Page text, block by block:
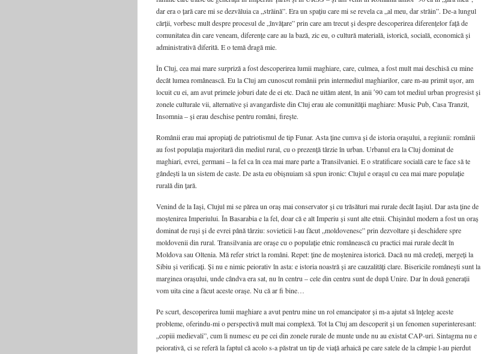
dar era o țară care mi se dezvăluia ca „străină”. Era un spațiu care mi se revela ca „al meu, dar străin”. De-a lungul
cărții, vorbesc mult despre procesul de „învățare” prin care am trecut și despre descoperirea diferențelor față de
comunitatea din care veneam, diferențe care au la bază, zic eu, o cultură materială, istorică, socială, economică și
administrativă diferită. E o temă dragă mie.
În Cluj, cea mai mare surpriză a fost descoperirea lumii maghiare, care, culmea, a fost mult mai deschisă cu mine
decât lumea românească. Eu la Cluj am cunoscut românii prin intermediul maghiarilor, care m-au primit ușor, am
locuit cu ei, am avut primele joburi date de ei etc. Dacă ne uităm atent, în anii ʹ90 cam tot mediul urban progresist și
zonele culturale vii, alternative și avangardiste din Cluj erau ale comunității maghiare: Music Pub, Casa Tranzit,
Insomnia – și erau deschise pentru români, firește.
Românii erau mai apropiați de patriotismul de tip Funar. Asta ține cumva și de istoria orașului, a regiunii: românii
au fost populația majoritară din mediul rural, cu o prezență târzie în urban. Urbanul era la Cluj dominat de
maghiari, evrei, germani – la fel ca în cea mai mare parte a Transilvaniei. E o stratificare socială care te face să te
gândești la un sistem de caste. De asta eu obișnuiam să spun ironic: Clujul e orașul cu cea mai mare populație
rurală din țară.
Venind de la Iași, Clujul mi se părea un oraș mai conservator și cu trăsături mai rurale decât Iașiul. Dar asta ține de
moștenirea Imperiului. În Basarabia e la fel, doar că e alt Imperiu și sunt alte etnii. Chișinăul modern a fost un oraș
dominat de ruși și de evrei până târziu: sovieticii l-au făcut „moldovenesc” prin dezvoltare și deschidere spre
moldovenii din rural. Transilvania are orașe cu o populație etnic românească cu practici mai rurale decât în
Moldova sau Oltenia. Mă refer strict la români. Repet: ține de moștenirea istorică. Dacă nu mă credeți, mergeți la
Sibiu și verificați. Și nu e nimic peiorativ în asta: e istoria noastră și are cauzalități clare. Bisericile românești sunt la
marginea orașului, unde cândva era sat, nu în centru – cele din centru sunt de după Unire. Dar în două generații
vom uita cine a făcut aceste orașe. Nu că ar fi bine…
Pe scurt, descoperirea lumii maghiare a avut pentru mine un rol emancipator și m-a ajutat să înțeleg aceste
probleme, oferindu-mi o perspectivă mult mai complexă. Tot la Cluj am descoperit și un fenomen superinteresant:
„copiii medievali”, cum îi numesc eu pe cei din zonele rurale de munte unde nu au existat CAP-uri. Sintagma nu e
peiorativă, ci se referă la faptul că acolo s-a păstrat un tip de viață arhaică pe care satele de la câmpie l-au pierdut